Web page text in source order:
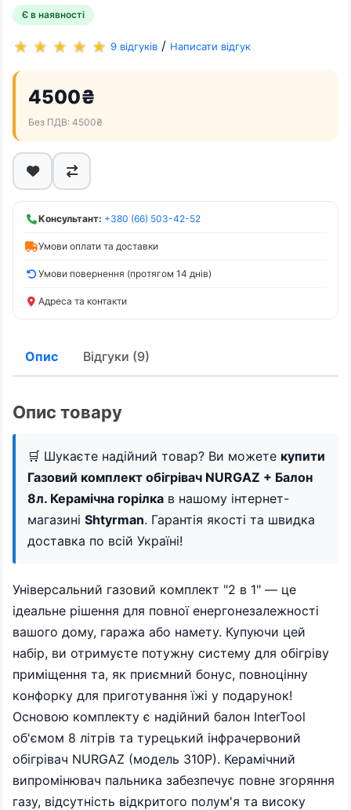
Є в наявності
9 відгуків / Написати відгук
4500₴
Без ПДВ: 4500₴
Консультант: +380 (66) 503-42-52
Умови оплати та доставки
Умови повернення (протягом 14 днів)
Адреса та контакти
Опис Відгуки (9)
Опис товару
🛒 Шукаєте надійний товар? Ви можете купити
Газовий комплект обігрівач NURGAZ + Балон
8л. Керамічна горілка в нашому інтернет-
магазині Shtyrman. Гарантія якості та швидка
доставка по всій Україні!
Універсальний газовий комплект "2 в 1" — це
ідеальне рішення для повної енергонезалежності
вашого дому, гаража або намету. Купуючи цей
набір, ви отримуєте потужну систему для обігріву
приміщення та, як приємний бонус, повноцінну
конфорку для приготування їжі у подарунок!
Основою комплекту є надійний балон InterTool
об'ємом 8 літрів та турецький інфрачервоний
обігрівач NURGAZ (модель 310P). Керамічний
випромінювач пальника забезпечує повне згоряння
газу, відсутність відкритого полум'я та високу